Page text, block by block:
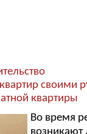
cвоими
квартиры
Во время